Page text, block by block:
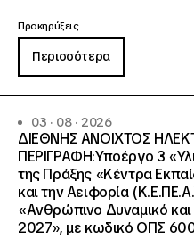
Προκηρύξεις
Περισσότερα
03 · 08 · 2026
ΔΙΕΘΝΗΣ ΑΝΟΙΧΤΟΣ
ΠΕΡΙΓΡΑΦΗ:Υποέργο 3
της Πράξης «Κέντρα
και την Αειφορία
«Ανθρώπινο Δυναμικό
2027», με κωδικό ΟΠΣ